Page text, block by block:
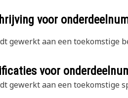
voor
gewerkt aan een toekomstige
voor
gewerkt aan een toekomstige